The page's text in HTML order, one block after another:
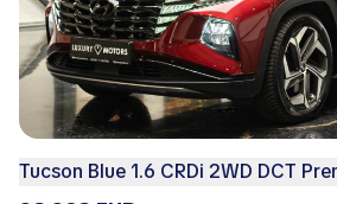
Tucson Blue 1.6 CRDi 2WD DCT